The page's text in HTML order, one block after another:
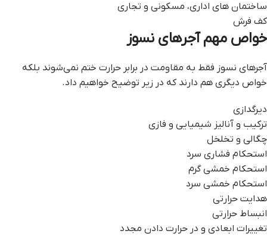
ساختمان های اداری، مسکونی و تجاری
کف فرش
خواص مهم آجرهای نسوز
آجرهای نسوز فقط به مقاومت در برابر حرارت ختم نمی‌شوند بلکه
خواص دیگری هم دارند که در زیر توضیح خواهیم داد.
دیرگدازی
ترکیب و آنالیز شیمیایی و فازی
چگالی و تخلخل
استحکام فشاری سرد
استحکام خمشی گرم
استحکام خمشی سرد
هدایت حرارتی
انبساط حرارتی
تغییرات ابعادی و در حرارت دادن مجدد